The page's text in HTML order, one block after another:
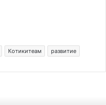
Котикитеам развитие